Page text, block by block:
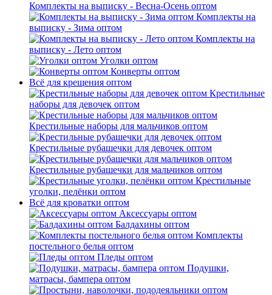
Комплекты на выписку - Весна-Осень оптом
Комплекты на
выписку - Зима оптом
Комплекты на
выписку - Лето оптом
Уголки оптом
Конверты оптом
Всё для крещения оптом
Крестильные
наборы для девочек оптом
Крестильные наборы для мальчиков оптом
Крестильные рубашечки для девочек оптом
Крестильные рубашечки для мальчиков оптом
Крестильные
уголки, пелёнки оптом
Всё для кроватки оптом
Аксессуары оптом
Балдахины оптом
Комплекты
постельного белья оптом
Пледы оптом
Подушки,
матрасы, бампера оптом